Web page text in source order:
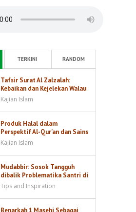
TERKINI RANDOM
Tafsir Surat Al Zalzalah:
Kebaikan dan Kejelekan Walau
Sebesar Dzarrah akan Dibalas
Kajian Islam
Produk Halal dalam
Perspektif Al-Qur’an dan Sains
Kajian Islam
Mudabbir: Sosok Tangguh
dibalik Problematika Santri di
Kamar
Tips and Inspiration
Benarkah 1 Masehi Sebagai